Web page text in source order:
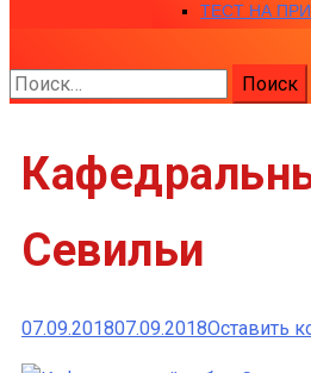
ТЕСТ НА
Найти:
Севильи
07.09.201807.09.2018Оставить